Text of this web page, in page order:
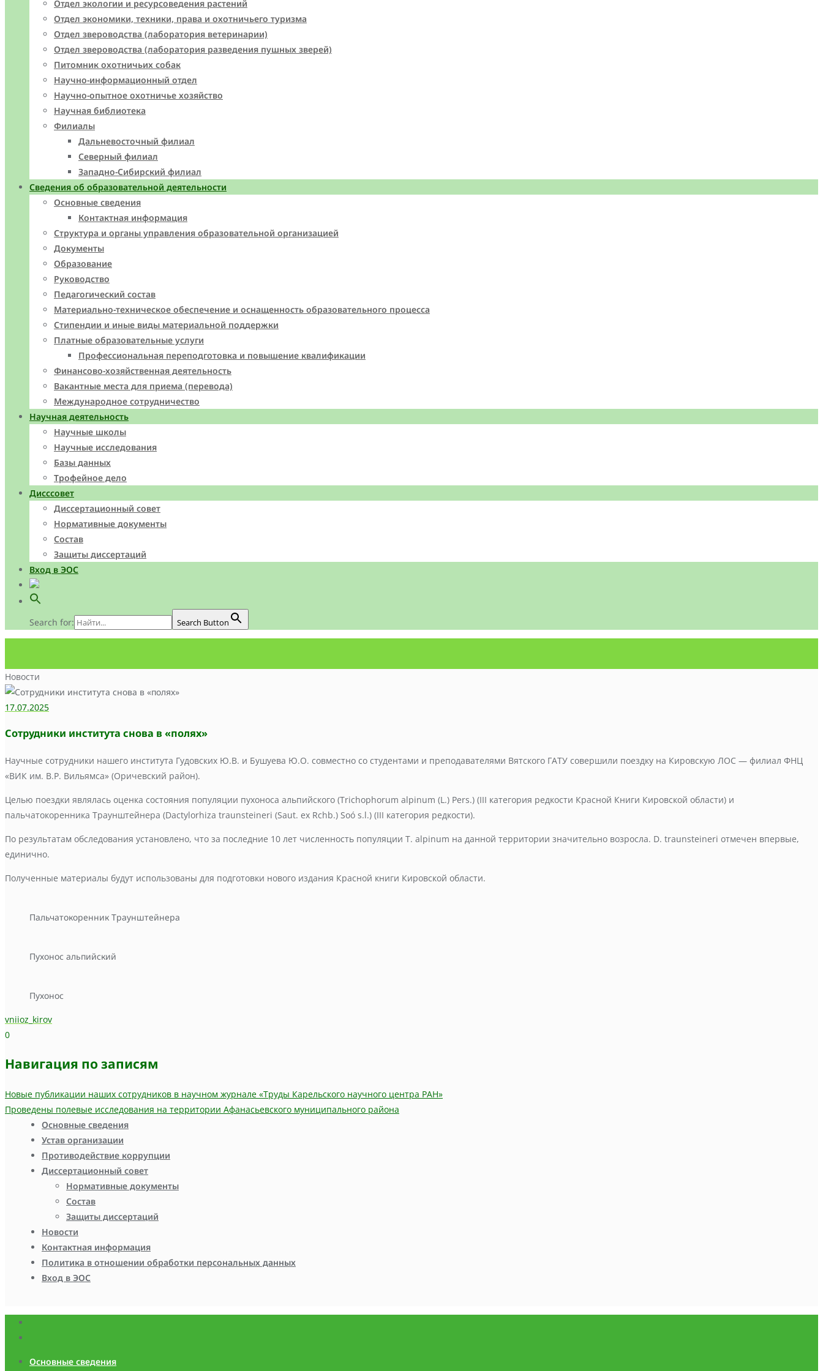
Отдел экологии и ресурсоведения растений
Отдел экономики, техники, права и охотничьего туризма
Отдел звероводства (лаборатория ветеринарии)
Отдел звероводства (лаборатория разведения пушных зверей)
Питомник охотничьих собак
Научно-информационный отдел
Научно-опытное охотничье хозяйство
Научная библиотека
Филиалы
Дальневосточный филиал
Северный филиал
Западно-Cибирский филиал
Сведения об образовательной деятельности
Основные сведения
Контактная информация
Структура и органы управления образовательной организацией
Документы
Образование
Руководство
Педагогический состав
Материально-техническое обеспечение и оснащенность образовательного процесса
Стипендии и иные виды материальной поддержки
Платные образовательные услуги
Профессиональная переподготовка и повышение квалификации
Финансово-хозяйственная деятельность
Вакантные места для приема (перевода)
Международное сотрудничество
Научная деятельность
Научные школы
Научные исследования
Базы данных
Трофейное дело
Дисссовет
Диссертационный совет
Нормативные документы
Состав
Защиты диссертаций
Вход в ЭОС
Search for: Search Button
Новости
17.07.2025
Сотрудники института снова в «полях»
Научные сотрудники нашего института Гудовских Ю.В. и Бушуева Ю.О. совместно со студентами и преподавателями Вятского ГАТУ совершили поездку на Кировскую ЛОС — филиал ФНЦ
«ВИК им. В.Р. Вильямса» (Оричевский район).
Целью поездки являлась оценка состояния популяции пухоноса альпийского (Trichophorum alpinum (L.) Pers.) (III категория редкости Красной Книги Кировской области) и
пальчатокоренника Траунштейнера (Dactylorhiza traunsteineri (Saut. ex Rchb.) Soó s.l.) (III категория редкости).
По результатам обследования установлено, что за последние 10 лет численность популяции T. alpinum на данной территории значительно возросла. D. traunsteineri отмечен впервые,
единично.
Полученные материалы будут использованы для подготовки нового издания Красной книги Кировской области.
Пальчатокоренник Траунштейнера
Пухонос альпийский
Пухонос
vniioz_kirov
0
Навигация по записям
Новые публикации наших сотрудников в научном журнале «Труды Карельского научного центра РАН»
Проведены полевые исследования на территории Афанасьевского муниципального района
Основные сведения
Устав организации
Противодействие коррупции
Диссертационный совет
Нормативные документы
Состав
Защиты диссертаций
Новости
Контактная информация
Политика в отношении обработки персональных данных
Вход в ЭОС
Основные сведения